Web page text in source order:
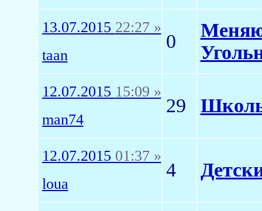
13.07.2015 22:27 »
taan
0
Меняю
12.07.2015 15:09 »
man74
29
12.07.2015 01:37 »
loua
4